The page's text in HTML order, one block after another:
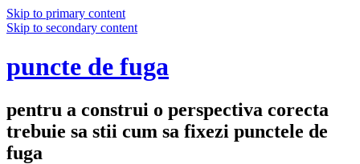
Skip to primary content
Skip to secondary content
puncte de fuga
pentru a construi o perspectiva corecta
trebuie sa stii cum sa fixezi punctele de
fuga